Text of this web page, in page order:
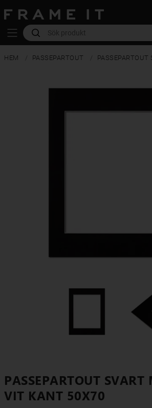
HEM PASSEPARTOUT
PASSEPARTOUT SVART
VIT KANT 50X70